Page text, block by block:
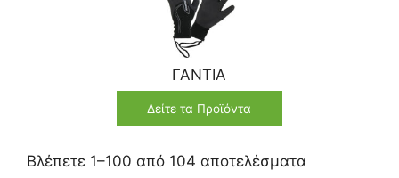
ΓΑΝΤΙΑ
Δείτε τα Προϊόντα
Βλέπετε 1–100 από 104 αποτελέσματα